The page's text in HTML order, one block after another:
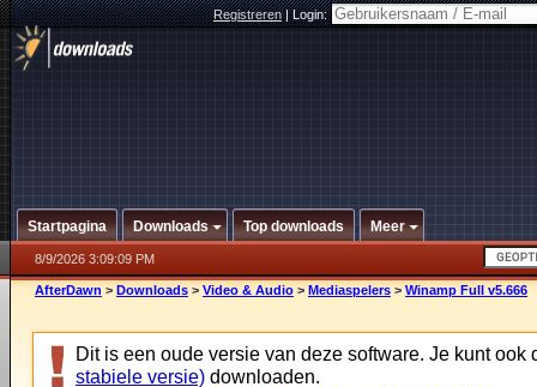
Registreren|Login:
Startpagina Downloads Top downloads Meer
8/9/2026 3:09:09 PM
AfterDawn > Downloads > Video & Audio > Mediaspelers > Winamp Full v5.666
Dit is een oude versie van deze software. Je kunt ook
stabiele versie) downloaden.